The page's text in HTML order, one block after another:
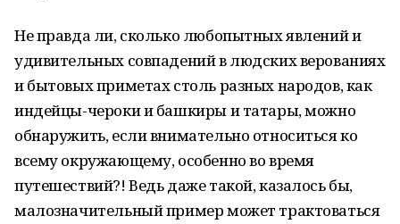
Не правда ли, сколько любопытных явлений и
удивительных совпадений в людских верованиях
и бытовых приметах столь разных народов, как
индейцы-чероки и башкиры и татары, можно
обнаружить, если внимательно относиться ко
всему окружающему, особенно во время
путешествий?! Ведь даже такой, казалось бы,
малозначительный пример может трактоваться